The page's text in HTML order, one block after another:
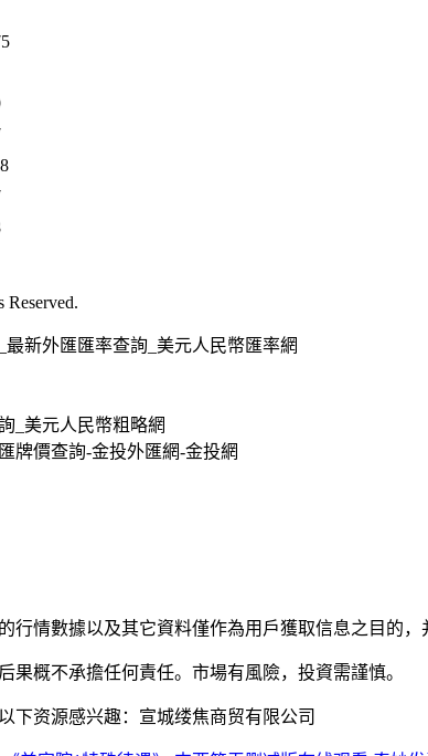
Reserved.
新外匯匯率查詢_美元人民幣匯率網
_美元人民幣粗略網
牌價查詢-金投外匯網-金投網
行情數據以及其它資料僅作為用戶獲取信息之目的，
果概不承擔任何責任。市場有風險，投資需謹慎。
下资源感兴趣：宣城缕焦商贸有限公司